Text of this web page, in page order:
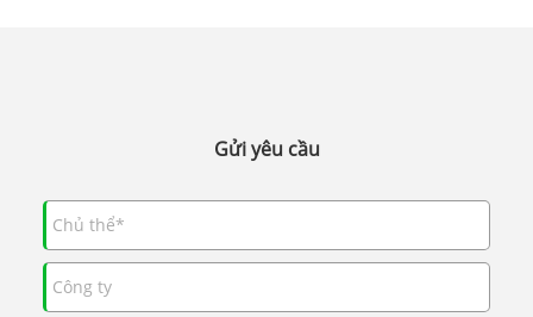
Gửi yêu cầu